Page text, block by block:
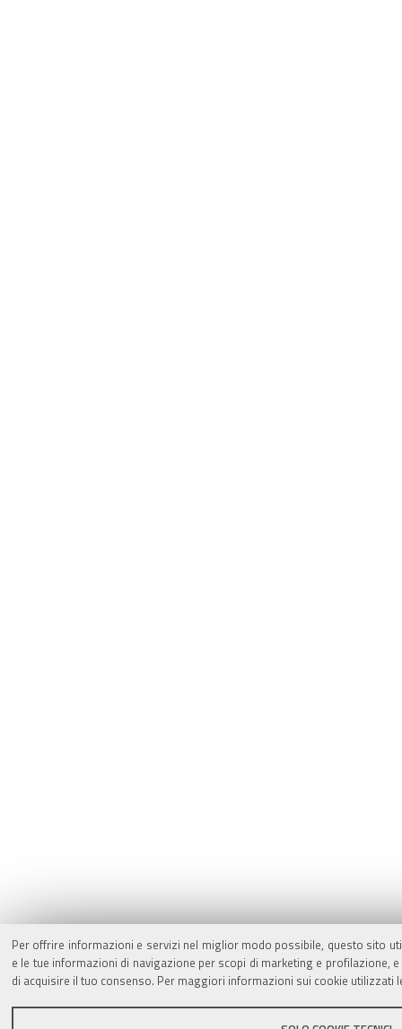
Per offrire informazioni e servizi nel miglior modo possibile, questo sito
e le tue informazioni di navigazione per scopi di marketing e
di acquisire il tuo consenso. Per maggiori informazioni sui cookie utilizzati